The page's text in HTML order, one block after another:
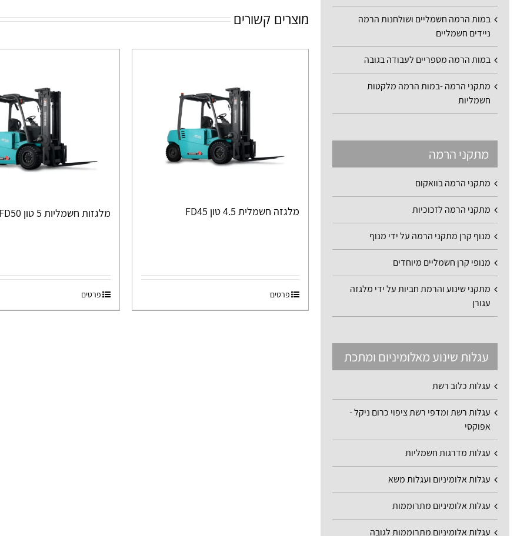
מוצרים קשורים
מלגזה חשמלית 4.5 טון FD45
פרטים
מלגזות חשמליות 5 טון FD50
פרטים
במות הרמה חשמליים ושולחנות הרמה
ניידים חשמליים
במות הרמה מספריים לעבודה בגובה
מתקני הרמה -במות הרמה מלקטות
חשמליות
מתקני הרמה
מתקני הרמה בוואקום
מתקני הרמה לזכוכיות
מנוף קרן מתקני הרמה על ידי מנוף
מנופי קרן חשמליים מיוחדים
מתקני שינוע והרמת חביות על ידי מלגזה
עגורן
עגלות שינוע מאלומיניום ומתכת
עגלות כלוב רשת
עגלות רשת ומדפי רשת ציפוי כרום ניקל -
אפוקסי
עגלות מדרגות חשמליות
עגלות אלומיניום ועגלות משא
עגלות אלומיניום מתרוממות
עגלות אלומיניום מתרוממות לגובה